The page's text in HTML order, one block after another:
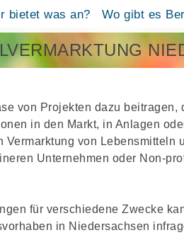
bietet was an? Wo gibt es
von Projekten dazu beitragen,
in den Markt, in Anlagen
von Lebensmitteln
Unternehmen oder Non-
für verschiedene Zwecke
in Niedersachsen